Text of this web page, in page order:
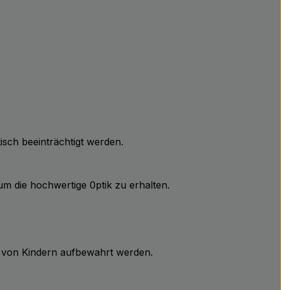
beeinträchtigt werden.
die hochwertige 0ptik zu erhalten.
Kindern aufbewahrt werden.